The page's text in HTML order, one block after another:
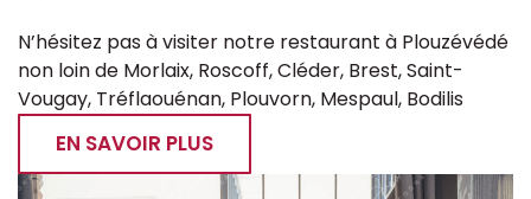
N’hésitez pas à visiter notre restaurant à Plouzévédé
non loin de Morlaix, Roscoff, Cléder, Brest, Saint-
Vougay, Tréflaouénan, Plouvorn, Mespaul, Bodilis
EN SAVOIR PLUS